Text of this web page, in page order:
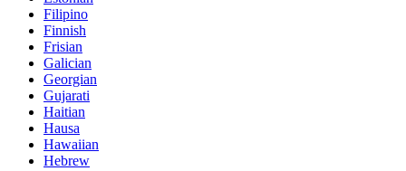
Filipino
Finnish
Frisian
Galician
Georgian
Gujarati
Haitian
Hausa
Hawaiian
Hebrew